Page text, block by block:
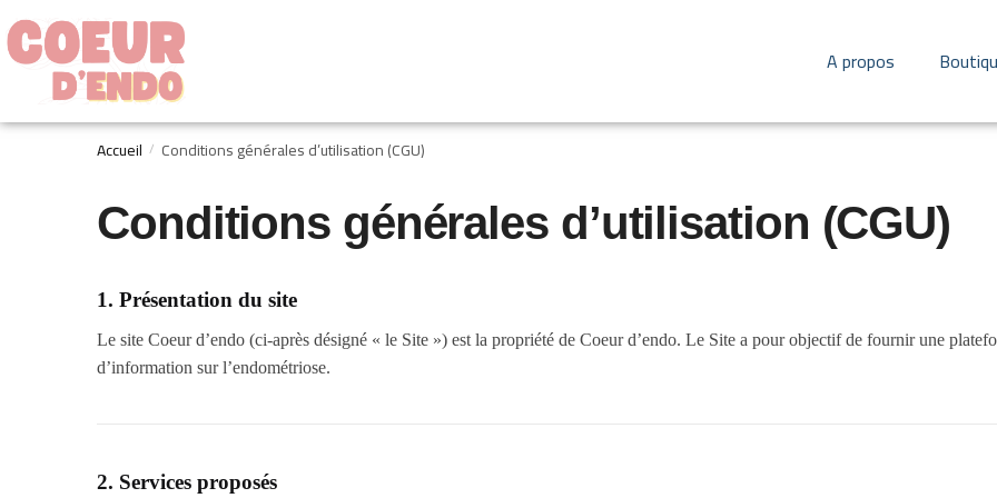
A propos
Accueil / Conditions générales d’utilisation (CGU)
Conditions générales d’utilisation (CGU)
1. Présentation du site
Le site Coeur d’endo (ci-après désigné « le Site ») est la propriété de Coeur d’endo. Le Site a pour objectif de fournir une
d’information sur l’endométriose.
2. Services proposés